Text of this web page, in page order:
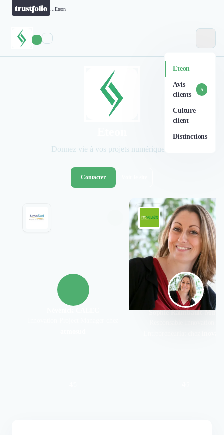
Eteon
Eteon
Avis
clients
5
Culture
client
Distinctions
Donnez vie à vos projets numériques !
Contacter
Sophie Raimbault-Mutel